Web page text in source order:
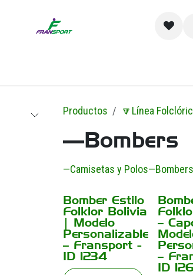
Productos 🔽Línea
—Bombers
—Camisetas y Polos—Bombers
¡Nuevo!
Bomber Estilo
Folklor Bolivia
| Modelo
Personalizable
– Fransport -
ID 1234
¡Nuevo!
–
–
ID